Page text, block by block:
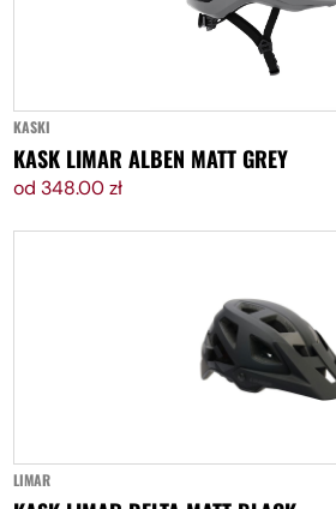
DODAJ DO KOSZYKA
KASKI
KASK LIMAR ALBEN MATT GREY
od 348.00 zł
DODAJ DO KOSZYKA
LIMAR